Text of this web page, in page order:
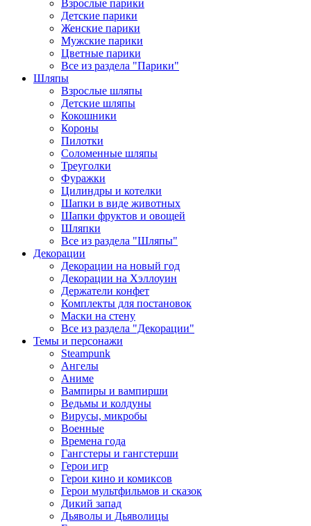
Взрослые парики
Детские парики
Женские парики
Мужские парики
Цветные парики
Все из раздела "Парики"
Шляпы
Взрослые шляпы
Детские шляпы
Кокошники
Короны
Пилотки
Соломенные шляпы
Треуголки
Фуражки
Цилиндры и котелки
Шапки в виде животных
Шапки фруктов и овощей
Шляпки
Все из раздела "Шляпы"
Декорации
Декорации на новый год
Декорации на Хэллоуин
Держатели конфет
Комплекты для постановок
Маски на стену
Все из раздела "Декорации"
Темы и персонажи
Steampunk
Ангелы
Аниме
Вампиры и вампирши
Ведьмы и колдуны
Вирусы, микробы
Военные
Времена года
Гангстеры и гангстерши
Герои игр
Герои кино и комиксов
Герои мультфильмов и сказок
Дикий запад
Дьяволы и Дьяволицы